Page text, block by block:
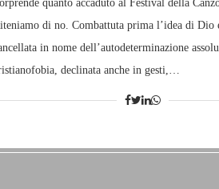
quanto accaduto al Festival della
di no. Combattuta prima l’idea di Dio
in nome dell’autodeterminazione
declinata anche in gesti,…